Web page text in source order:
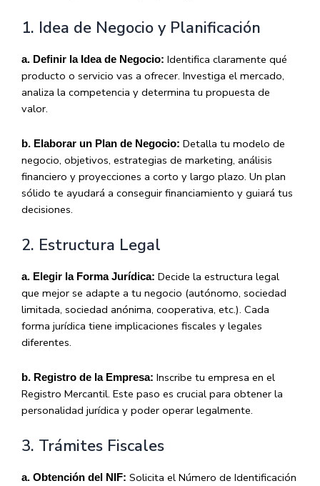
1. Idea de Negocio y Planificación
a. Definir la Idea de Negocio: Identifica claramente qué
producto o servicio vas a ofrecer. Investiga el mercado,
analiza la competencia y determina tu propuesta de
valor.
b. Elaborar un Plan de Negocio: Detalla tu modelo de
negocio, objetivos, estrategias de marketing, análisis
financiero y proyecciones a corto y largo plazo. Un plan
sólido te ayudará a conseguir financiamiento y guiará tus
decisiones.
2. Estructura Legal
a. Elegir la Forma Jurídica: Decide la estructura legal
que mejor se adapte a tu negocio (autónomo, sociedad
limitada, sociedad anónima, cooperativa, etc.). Cada
forma jurídica tiene implicaciones fiscales y legales
diferentes.
b. Registro de la Empresa: Inscribe tu empresa en el
Registro Mercantil. Este paso es crucial para obtener la
personalidad jurídica y poder operar legalmente.
3. Trámites Fiscales
a. Obtención del NIF: Solicita el Número de Identificación